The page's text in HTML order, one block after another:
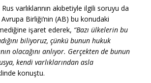
varlıklarının akıbetiyle ilgili soruyu da
Birliği’nin (AB) bu konudaki
işaret ederek, “Bazı ülkelerin bu
biliyoruz, çünkü bunun hukuk
olacağını anlıyor. Gerçekten de bunun
kendi varlıklarından asla
konuştu.